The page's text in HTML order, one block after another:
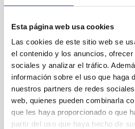
Esta página web usa cookies
Las cookies de este sitio web se
el contenido y los anuncios,
sociales y analizar el tráfico.
información sobre el uso que haga
nuestros partners de redes
web, quienes pueden combinarla
que les haya proporcionado o que
partir del uso que haya hecho de
espectroscopia cuantitativa y
muchos detalles importantes.